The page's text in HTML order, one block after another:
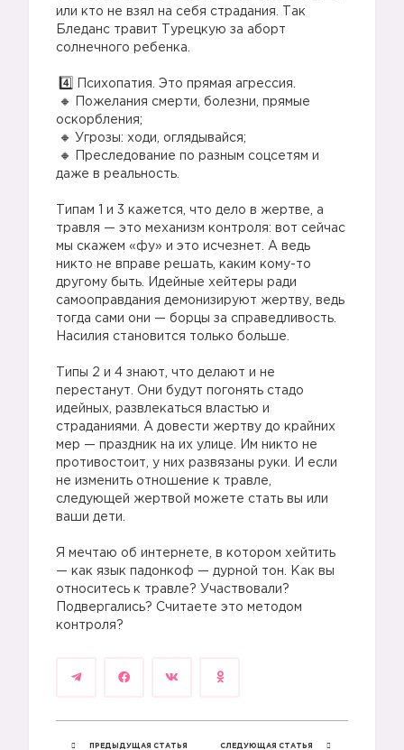
1️⃣
🔸
🔸
🔸
или кто не взял на себя страдания. Так
Бледанс травит Турецкую за аборт
солнечного ребенка.
Психопатия. Это прямая агрессия.
Пожелания смерти, болезни, прямые
оскорбления;
Угрозы: ходи, оглядывайся;
Преследование по разным соцсетям и
даже в реальность.
Типам 1 и 3 кажется, что дело в жертве, а
травля — это механизм контроля: вот сейчас
мы скажем «фу» и это исчезнет. А ведь
никто не вправе решать, каким кому-то
другому быть. Идейные хейтеры ради
самооправдания демонизируют жертву, ведь
тогда сами они — борцы за справедливость.
Насилия становится только больше.
Типы 2 и 4 знают, что делают и не
перестанут. Они будут погонять стадо
идейных, развлекаться властью и
страданиями. А довести жертву до крайних
мер — праздник на их улице. Им никто не
противостоит, у них развязаны руки. И если
не изменить отношение к травле,
следующей жертвой можете стать вы или
ваши дети.
Я мечтаю об интернете, в котором хейтить
— как язык падонкоф — дурной тон. Как вы
относитесь к травле? Участвовали?
Подвергались? Считаете это методом
контроля?
ПРЕДЫДУЩАЯ СТАТЬЯ СЛЕДУЮЩАЯ СТАТЬЯ